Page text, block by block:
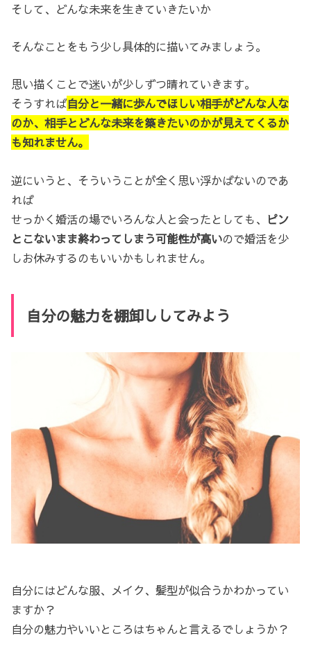
そして、どんな未来を生きていきたいか
そんなことをもう少し具体的に描いてみましょう。
思い描くことで迷いが少しずつ晴れていきます。
そうすれば自分と一緒に歩んでほしい相手がどんな人な
のか、相手とどんな未来を築きたいのかが見えてくるか
も知れません。
逆にいうと、そういうことが全く思い浮かばないのであ
れば
せっかく婚活の場でいろんな人と会ったとしても、 ピン
とこないまま終わってしまう可能性が高いので婚活を少
しお休みするのもいいかもしれません。
自分の魅力を棚卸ししてみよう
自分にはどんな服、メイク、髪型が似合うかわかってい
ますか？
自分の魅力やいいところはちゃんと言えるでしょうか？